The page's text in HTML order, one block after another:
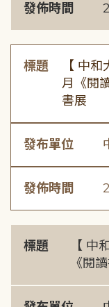
發佈時間
標題
【 中
月《閱
書展
發布單位
發佈時間
標題
【 中
《閱